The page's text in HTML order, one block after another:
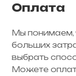
Оплата
Мы понимаем,
больших
выбрать
Можете